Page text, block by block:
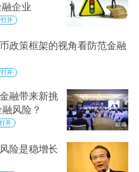
企业
开
政策框架的视角看防范金融
开
融带来新挑
风险？
开
险是稳增长